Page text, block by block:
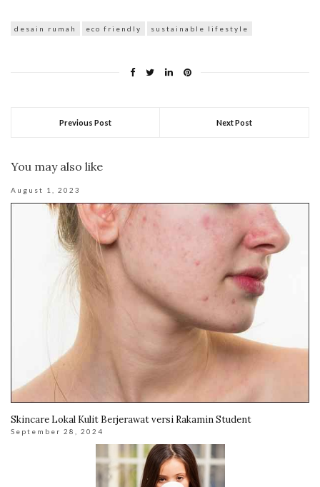
desain rumah eco friendly sustainable lifestyle
Previous Post Next Post
You may also like
August 1, 2023
Skincare Lokal Kulit Berjerawat versi Rakamin Student
September 28, 2024